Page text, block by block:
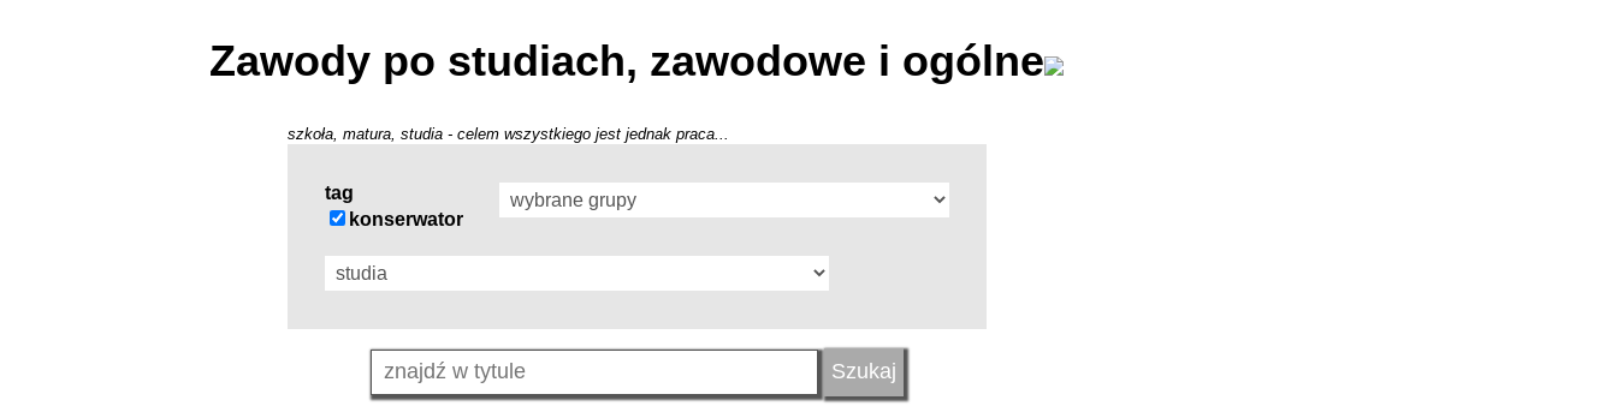
Zawody po studiach, zawodowe i ogólne
szkoła, matura, studia - celem wszystkiego jest jednak praca...
tag
konserwator